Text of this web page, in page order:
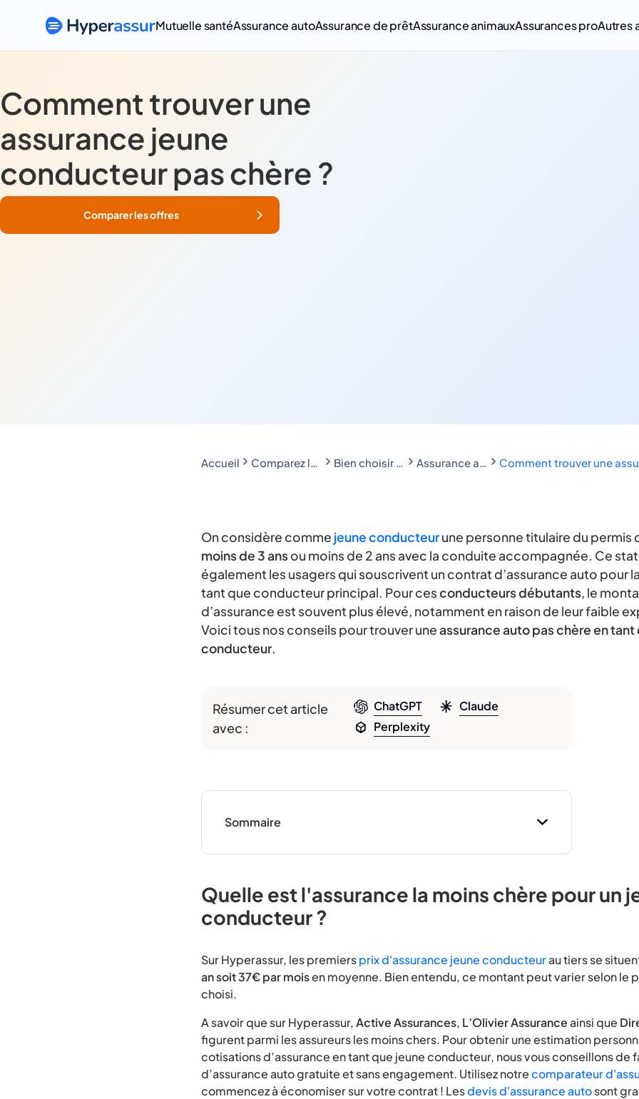
Mutuelle santéAssurance autoAssurance de prêtAssurance animauxAssurances proAutres
Comment trouver une
assurance jeune
conducteur pas chère ?
Comparer les offres
Accueil Comparez les assurances auto économisez jusqu'à 188€ Bien choisir son assurance auto selon le profil Assurance auto jeune conducteur : comparez et payer moins cher Comment trouver une
On considère comme jeune conducteurune personne titulaire du permis
moins de 3 ansou moins de 2 ans avec la conduite accompagnée. Ce
également les usagers qui souscrivent un contrat d’assurance auto pour
tant que conducteur principal. Pour cesconducteurs débutants, le
d’assurance est souvent plus élevé, notamment en raison de leur faible
Voici tous nos conseils pour trouver uneassurance auto pas chère en tant
conducteur.
Résumer cet article
avec :
ChatGPT
Claude
Perplexity
Sommaire
Quelle est l'assurance la moins chère pour un
conducteur ?
Sur Hyperassur, les premiersprix d'assurance jeune conducteurau tiers se
an soit 37€ par moisen moyenne. Bien entendu, ce montant peut varier selon le
choisi.
A savoir que sur Hyperassur,Active Assurances, L’Olivier Assuranceainsi que
figurent parmi les assureurs les moins chers. Pour obtenir une estimation
cotisations d’assurance en tant que jeune conducteur, nous vous conseillons de
d’assurance auto gratuite et sans engagement. Utilisez notrecomparateur
commencez à économiser sur votre contrat ! Lesdevis d'assurance autosont